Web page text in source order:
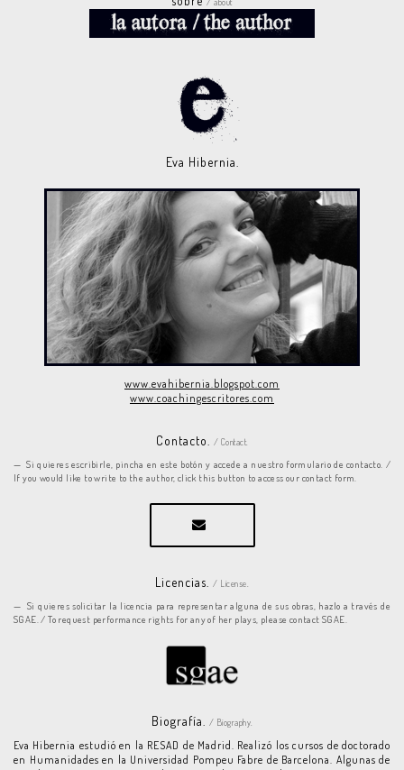
Eva Hibernia.
www.evahibernia.blogspot.com
www.coachingescritores.com
Contacto. / Contact.
Si quieres escribirle, pincha en este botón y accede a nuestro formulario de contacto. /
If you would like to write to the author, click this button to access our contact form.
Licencias. / License.
Si quieres solicitar la licencia para representar alguna de sus obras, hazlo a través de
SGAE. / To request performance rights for any of her plays, please contact SGAE.
Biografía. / Biography.
Eva Hibernia estudió en la RESAD de Madrid. Realizó los cursos de doctorado
en Humanidades en la Universidad Pompeu Fabre de Barcelona. Algunas de